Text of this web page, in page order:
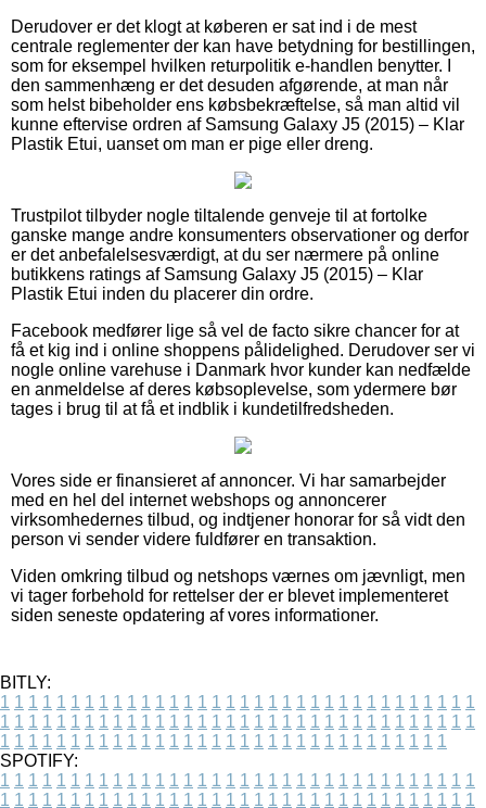
Derudover er det klogt at køberen er sat ind i de mest
centrale reglementer der kan have betydning for bestillingen,
som for eksempel hvilken returpolitik e-handlen benytter. I
den sammenhæng er det desuden afgørende, at man når
som helst bibeholder ens købsbekræftelse, så man altid vil
kunne eftervise ordren af Samsung Galaxy J5 (2015) – Klar
Plastik Etui, uanset om man er pige eller dreng.
Trustpilot tilbyder nogle tiltalende genveje til at fortolke
ganske mange andre konsumenters observationer og derfor
er det anbefalelsesværdigt, at du ser nærmere på online
butikkens ratings af Samsung Galaxy J5 (2015) – Klar
Plastik Etui inden du placerer din ordre.
Facebook medfører lige så vel de facto sikre chancer for at
få et kig ind i online shoppens pålidelighed. Derudover ser vi
nogle online varehuse i Danmark hvor kunder kan nedfælde
en anmeldelse af deres købsoplevelse, som ydermere bør
tages i brug til at få et indblik i kundetilfredsheden.
Vores side er finansieret af annoncer. Vi har samarbejder
med en hel del internet webshops og annoncerer
virksomhedernes tilbud, og indtjener honorar for så vidt den
person vi sender videre fuldfører en transaktion.
Viden omkring tilbud og netshops værnes om jævnligt, men
vi tager forbehold for rettelser der er blevet implementeret
siden seneste opdatering af vores informationer.
BITLY:
1 1 1 1 1 1 1 1 1 1 1 1 1 1 1 1 1 1 1 1 1 1 1 1 1 1 1 1 1 1 1 1 1 1
1 1 1 1 1 1 1 1 1 1 1 1 1 1 1 1 1 1 1 1 1 1 1 1 1 1 1 1 1 1 1 1 1 1
1 1 1 1 1 1 1 1 1 1 1 1 1 1 1 1 1 1 1 1 1 1 1 1 1 1 1 1 1 1 1 1
SPOTIFY:
1 1 1 1 1 1 1 1 1 1 1 1 1 1 1 1 1 1 1 1 1 1 1 1 1 1 1 1 1 1 1 1 1 1
1 1 1 1 1 1 1 1 1 1 1 1 1 1 1 1 1 1 1 1 1 1 1 1 1 1 1 1 1 1 1 1 1 1